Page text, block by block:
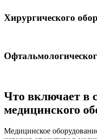
Хирургического
Что включает в
медицинского
Медицинское